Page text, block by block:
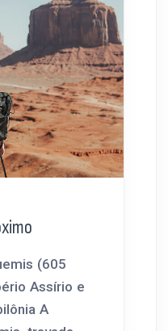
(605
Assírio e
A